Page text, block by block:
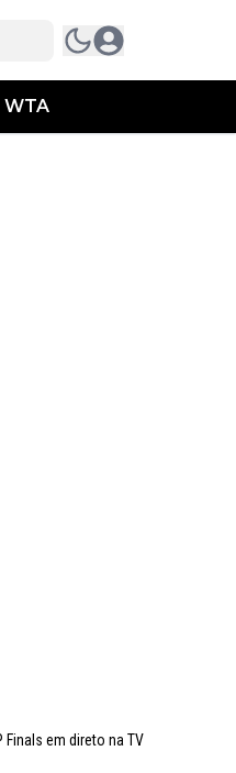
WTA
Finals em direto na TV